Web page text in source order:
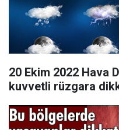
20 Ekim 2022 Hava
kuvvetli rüzgara